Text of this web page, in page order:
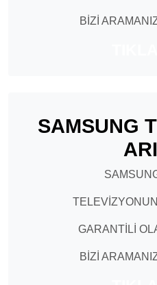
BİZİ
SAMSUNG
GARANTİLİ
BİZİ